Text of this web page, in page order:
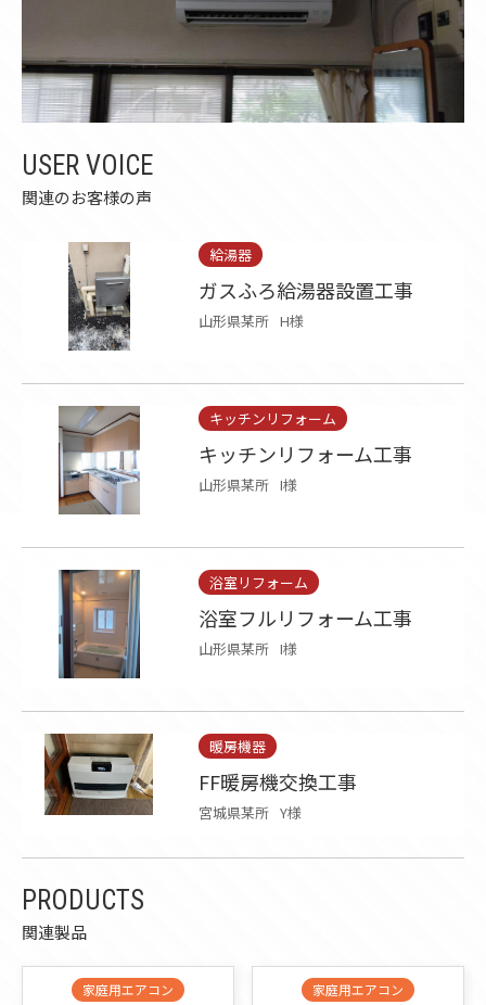
USER VOICE
関連のお客様の声
給湯器
ガスふろ給湯器設置工事
山形県某所 H様
キッチンリフォーム
キッチンリフォーム工事
山形県某所 I様
浴室リフォーム
浴室フルリフォーム工事
山形県某所 I様
暖房機器
FF暖房機交換工事
宮城県某所 Y様
PRODUCTS
関連製品
家庭用エアコン 家庭用エアコン